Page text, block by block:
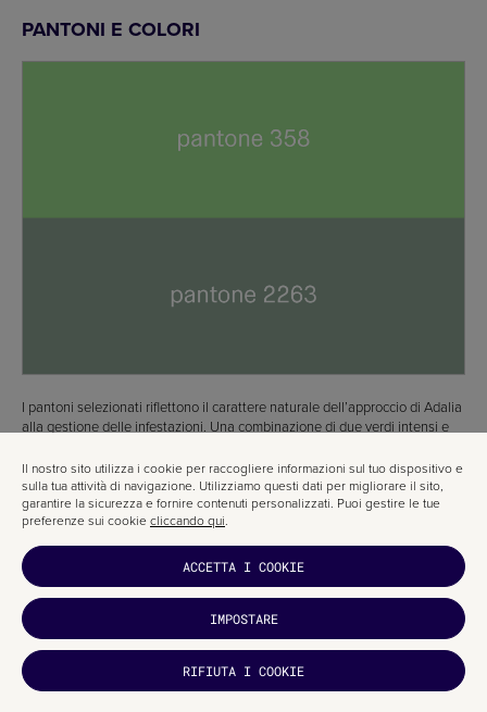
PANTONI E COLORI
I pantoni selezionati riflettono il carattere naturale dell’approccio di Adalia
alla gestione delle infestazioni. Una combinazione di due verdi intensi e
LA TYPO
PIACIUTO?
ISCRIVITI
Il nostro sito utilizza i cookie per raccogliere informazioni sul tuo dispositivo e
sulla tua attività di navigazione. Utilizziamo questi dati per migliorare il sito,
garantire la sicurezza e fornire contenuti personalizzati. Puoi gestire le tue
preferenze sui cookiecliccando qui.
ACCETTA I COOKIE
IMPOSTARE
RIFIUTA I COOKIE